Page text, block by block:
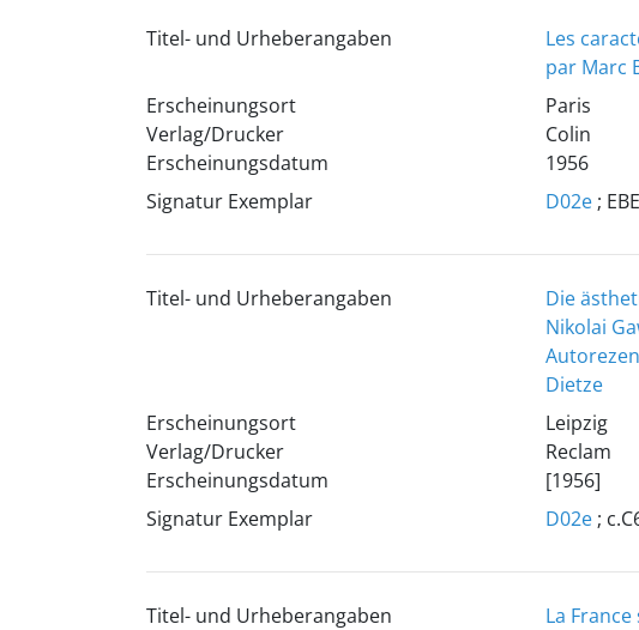
Titel- und Urheberangaben
Les
par Marc
Erscheinungsort
Verlag/Drucker
Erscheinungsdatum
Paris
Colin
1956
Signatur Exemplar
D02e;
Titel- und Urheberangaben
Die
Nikolai
Dietze
Erscheinungsort
Verlag/Drucker
Erscheinungsdatum
Leipzig
Reclam
[1956]
Signatur Exemplar
D02e;
Titel- und Urheberangaben
La